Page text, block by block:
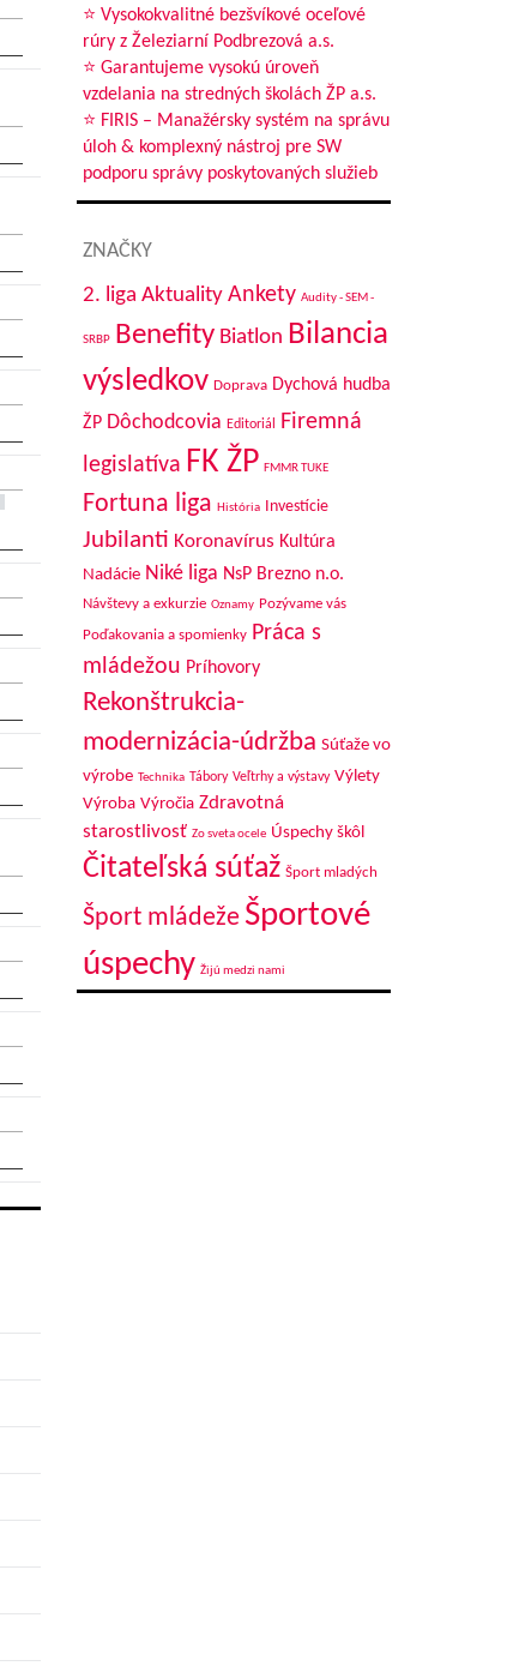
⭐ Vysokokvalitné bezšvíkové oceľové
rúry z Železiarní Podbrezová a.s.
⭐ Garantujeme vysokú úroveň
vzdelania na stredných školách ŽP a.s.
⭐ FIRIS – Manažérsky systém na správu
úloh & komplexný nástroj pre SW
podporu správy poskytovaných služieb
ZNAČKY
2. liga Aktuality Ankety Audity - SEM -
SRBP Benefity Biatlon Bilancia
výsledkov Doprava Dychová hudba
ŽP Dôchodcovia Editoriál
Firemná
legislatíva FK ŽP FMMR TUKE
Fortuna liga História Investície
Jubilanti Koronavírus Kultúra
Nadácie Niké liga NsP Brezno n.o.
Návštevy a exkurzie Oznamy Pozývame vás
Poďakovania a spomienky Práca s
mládežou Príhovory
Rekonštrukcia-
modernizácia-údržba Súťaže vo
výrobe Technika Tábory Veľtrhy a výstavy Výlety
Výroba Výročia Zdravotná
starostlivosť Zo sveta ocele Úspechy škôl
Čitateľská súťaž Šport mladých
Šport mládeže Športové
úspechy Žijú medzi nami